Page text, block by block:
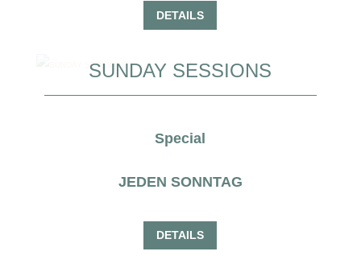
DETAILS
Special
SUNDAY SESSIONS
JEDEN SONNTAG
DETAILS